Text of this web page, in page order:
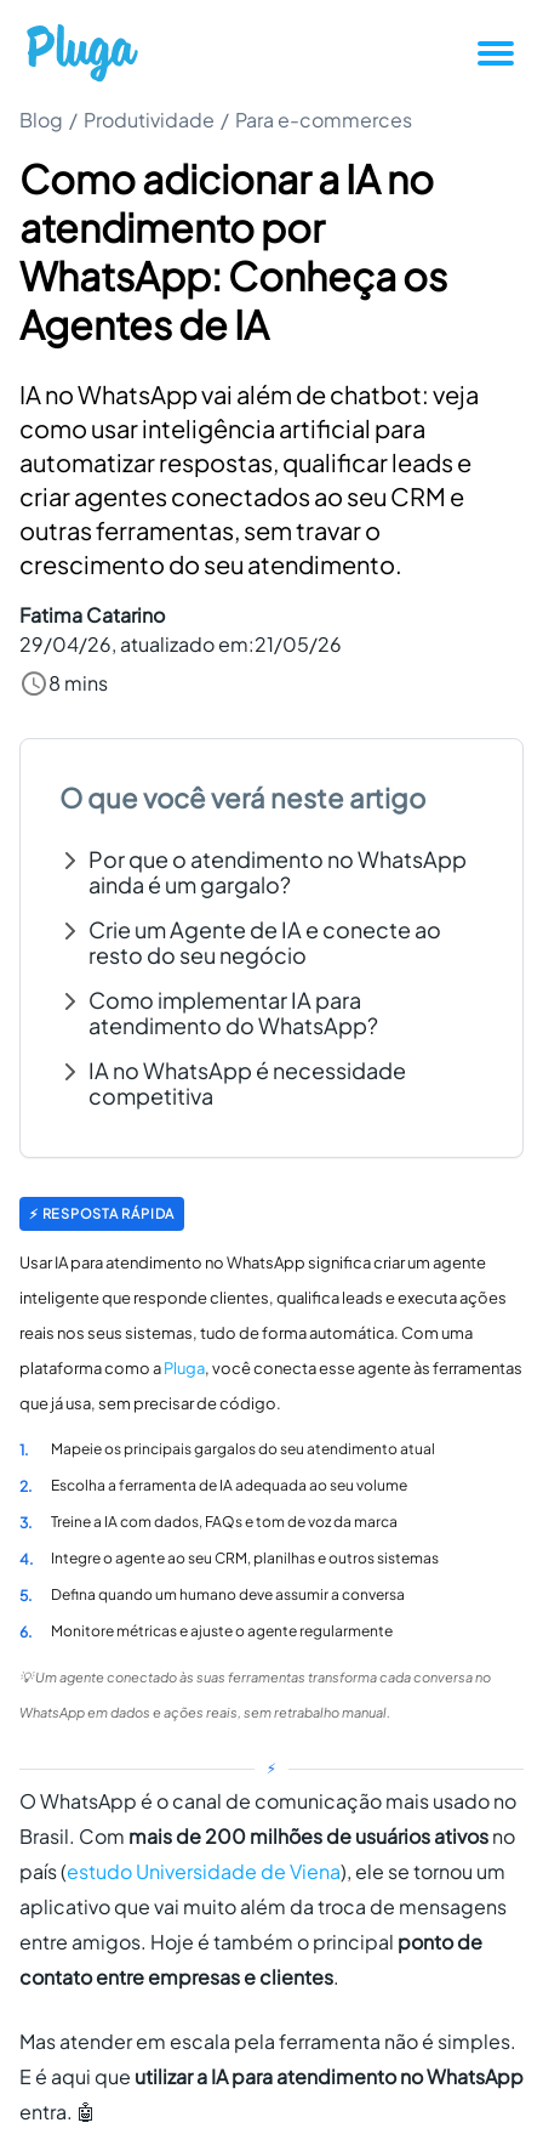
Tutoriais
Produtividade
Novidades da Pluga
Casos de sucesso
Outros
Entrar
Criar conta grátis
PT
Blog / Produtividade / Para e-commerces
Como adicionar a IA no
atendimento por
WhatsApp: Conheça os
Agentes de IA
IA no WhatsApp vai além de chatbot: veja
como usar inteligência artificial para
automatizar respostas, qualificar leads e
criar agentes conectados ao seu CRM e
outras ferramentas, sem travar o
crescimento do seu atendimento.
Fatima Catarino
29/04/26, atualizado em:21/05/26
8 mins
O que você verá neste artigo
Por que o atendimento no WhatsApp
ainda é um gargalo?
Crie um Agente de IA e conecte ao
resto do seu negócio
Como implementar IA para
atendimento do WhatsApp?
IA no WhatsApp é necessidade
competitiva
⚡ RESPOSTA RÁPIDA
Usar IA para atendimento no WhatsApp significa criar um agente
inteligente que responde clientes, qualifica leads e executa ações
reais nos seus sistemas, tudo de forma automática. Com uma
plataforma como aPluga, você conecta esse agente às ferramentas
que já usa, sem precisar de código.
1. Mapeie os principais gargalos do seu atendimento atual
2. Escolha a ferramenta de IA adequada ao seu volume
3. Treine a IA com dados, FAQs e tom de voz da marca
4. Integre o agente ao seu CRM, planilhas e outros sistemas
5. Defina quando um humano deve assumir a conversa
6. Monitore métricas e ajuste o agente regularmente
💡 Um agente conectado às suas ferramentas transforma cada conversa no
WhatsApp em dados e ações reais, sem retrabalho manual.
⚡
O WhatsApp é o canal de comunicação mais usado no
Brasil. Com mais de 200 milhões de usuários ativosno
país (estudo Universidade de Viena), ele se tornou um
aplicativo que vai muito além da troca de mensagens
entre amigos. Hoje é também o principal ponto de
contato entre empresas e clientes.
Mas atender em escala pela ferramenta não é simples.
E é aqui que utilizar a IA para atendimento no WhatsApp
entra. 🤖